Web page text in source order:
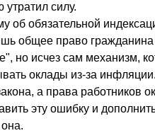
силу.
об обязательной
общее право гражданина
но исчез сам механизм,
оклады из-за
а права работников
эту ошибку и